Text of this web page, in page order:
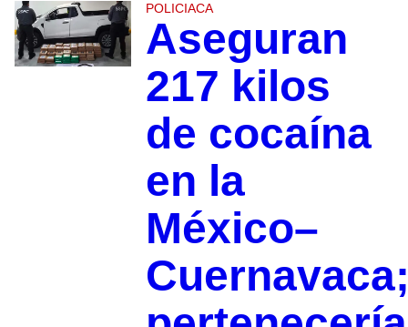
POLICIACA
Aseguran
217 kilos
de cocaína
en la
México–